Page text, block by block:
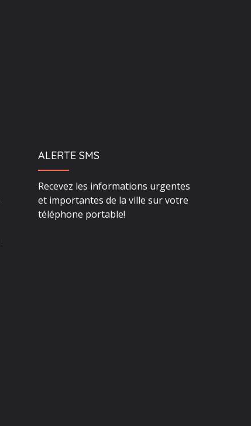
ALERTE SMS
Recevez les informations urgentes
et importantes de la ville sur votre
téléphone portable!